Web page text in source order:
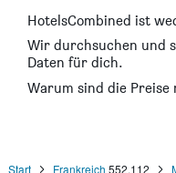
HotelsCombined ist
Wir durchsuchen und
Daten für dich.
Warum sind die
Start Frankreich 552.112